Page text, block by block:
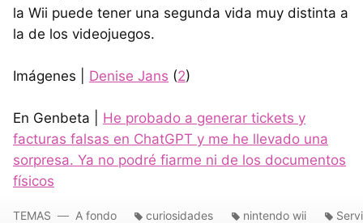
la Wii puede tener una segunda vida muy distinta a
la de los videojuegos.
Imágenes | Denise Jans (2)
En Genbeta | He probado a generar tickets y
facturas falsas en ChatGPT y me he llevado una
sorpresa. Ya no podré fiarme ni de los documentos
físicos
TEMAS A fondo curiosidades nintendo wii